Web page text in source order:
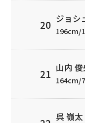
ジョシ
196cm/
山内 俊
164cm/
呉 嶺太